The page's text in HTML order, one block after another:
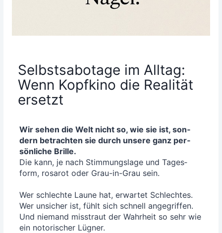
Selbstsabotage im Alltag:
Wenn Kopfkino die Realität
ersetzt
Wir sehen die Welt nicht so, wie sie ist, son­
dern betrach­ten sie durch unse­re ganz per­
sön­li­che Bril­le.
Die kann, je nach Stim­mungs­la­ge und Tages­
form, rosa­rot oder Grau-in-Grau sein.
Wer schlech­te Lau­ne hat, erwar­tet Schlech­tes.
Wer unsi­cher ist, fühlt sich schnell ange­grif­fen.
Und nie­mand miss­traut der Wahr­heit so sehr wie
ein noto­ri­scher Lüg­ner.